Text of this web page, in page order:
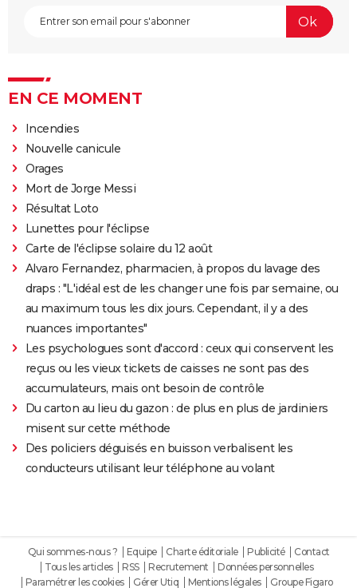
EN CE MOMENT
Incendies
Nouvelle canicule
Orages
Mort de Jorge Messi
Résultat Loto
Lunettes pour l'éclipse
Carte de l'éclipse solaire du 12 août
Alvaro Fernandez, pharmacien, à propos du lavage des
draps : "L'idéal est de les changer une fois par semaine, ou
au maximum tous les dix jours. Cependant, il y a des
nuances importantes"
Les psychologues sont d'accord : ceux qui conservent les
reçus ou les vieux tickets de caisses ne sont pas des
accumulateurs, mais ont besoin de contrôle
Du carton au lieu du gazon : de plus en plus de jardiniers
misent sur cette méthode
Des policiers déguisés en buisson verbalisent les
conducteurs utilisant leur téléphone au volant
Qui sommes-nous ? Equipe Charte éditoriale Publicité
Contact
Tous les articles
RSS Recrutement
Données personnelles
Paramétrer les cookies
Gérer Utiq Mentions légales Groupe Figaro